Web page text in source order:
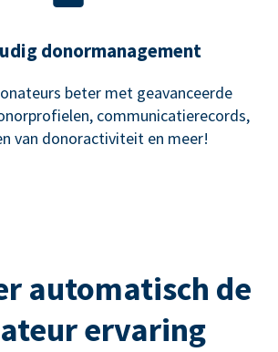
donormanagement
beter met geavanceerde
communicatierecords,
van donoractiviteit en meer!
automatisch de
ervaring